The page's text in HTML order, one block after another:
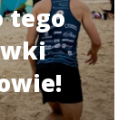
tego